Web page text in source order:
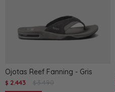
Ojotas Reef Fanning - Gris
$ 2.443 $ 3.490